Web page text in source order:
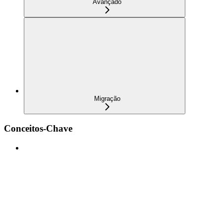
Avançado
Migração
Conceitos-Chave